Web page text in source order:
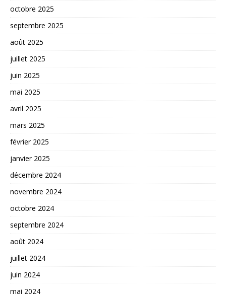
octobre 2025
septembre 2025
août 2025
juillet 2025
juin 2025
mai 2025
avril 2025
mars 2025
février 2025
janvier 2025
décembre 2024
novembre 2024
octobre 2024
septembre 2024
août 2024
juillet 2024
juin 2024
mai 2024